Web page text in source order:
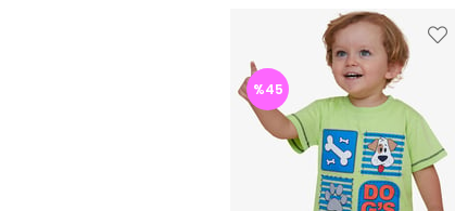
%45